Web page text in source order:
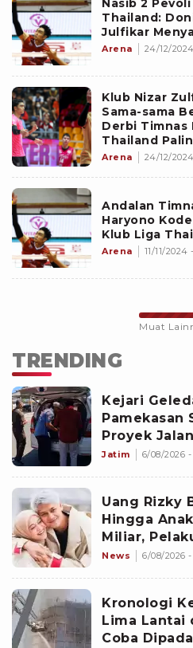
Nasib 2
Thailand:
Julfikar
Arena 24/12/
Klub Nizar
Sama-sama
Derbi Timnas
Thailand
Arena 24/12/
Andalan
Haryono
Klub Liga
Arena 11/11/2024
Muat
TRENDING
Kejari
Pamekasan
Proyek
Milliar
Jatim 6/08/2026 -
Uang Rizky
Hingga
Miliar,
Terdekat
News 6/08/2026 -
Kronologi
Lima Lantai
Coba